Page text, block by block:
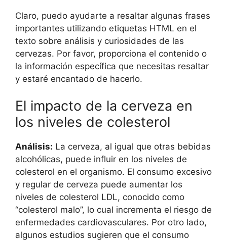
Claro, puedo ayudarte a resaltar algunas frases
importantes utilizando etiquetas HTML en el
texto sobre análisis y curiosidades de las
cervezas. Por favor, proporciona el contenido o
la información específica que necesitas resaltar
y estaré encantado de hacerlo.
El impacto de la cerveza en
los niveles de colesterol
Análisis: La cerveza, al igual que otras bebidas
alcohólicas, puede influir en los niveles de
colesterol en el organismo. El consumo excesivo
y regular de cerveza puede aumentar los
niveles de colesterol LDL, conocido como
“colesterol malo”, lo cual incrementa el riesgo de
enfermedades cardiovasculares. Por otro lado,
algunos estudios sugieren que el consumo